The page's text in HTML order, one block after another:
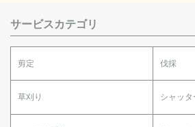
サービスカテゴリ
剪定 伐採
草刈り シャッタ